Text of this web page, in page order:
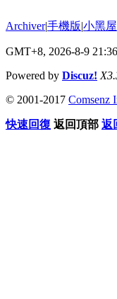
Archiver|手機版|小黑屋
GMT+8, 2026-8-9 21:36
Powered by Discuz!
© 2001-2017 Comsenz
快速回復 返回頂部 返